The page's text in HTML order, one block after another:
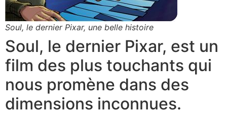
Soul, le dernier Pixar, une belle histoire
Soul, le dernier Pixar, est un
film des plus touchants qui
nous promène dans des
dimensions inconnues.